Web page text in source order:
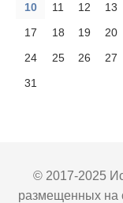
10 11 12 13
17 18 19 20
24 25 26 27
31
© 2017-2025
размещенных на